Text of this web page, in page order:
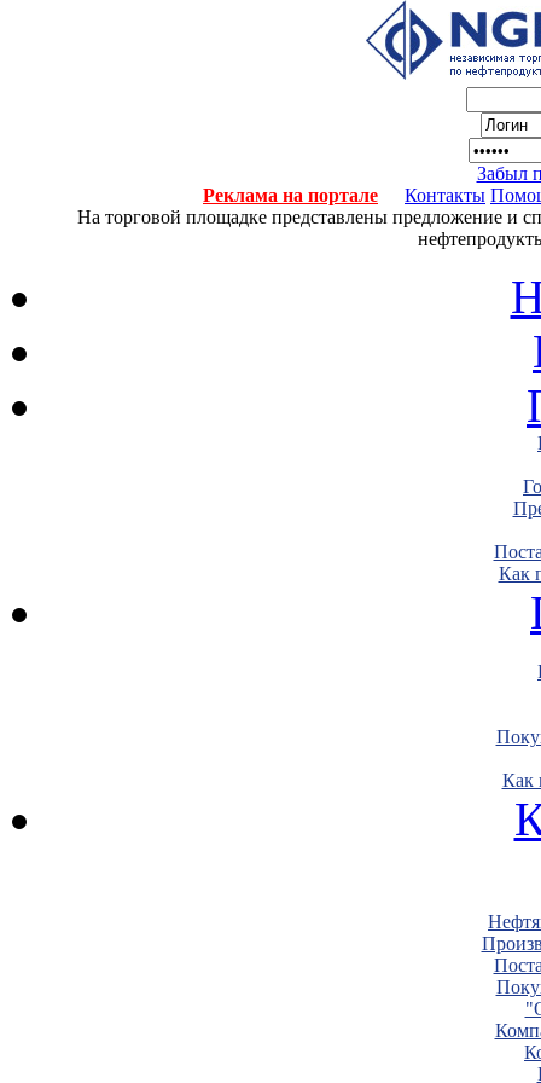
Забыл
Реклама на портале
Контакты
На торговой площадке представлены предложение и
Как
Как